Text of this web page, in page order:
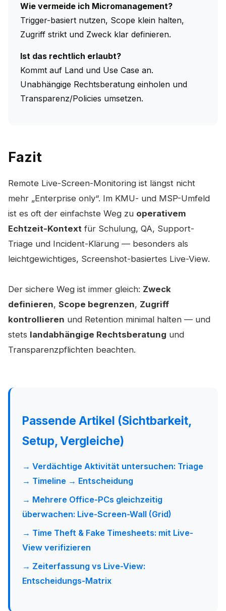
Wie vermeide ich Micromanagement?
Trigger-basiert nutzen, Scope klein halten,
Zugriff strikt und Zweck klar definieren.
Ist das rechtlich erlaubt?
Kommt auf Land und Use Case an.
Unabhängige Rechtsberatung einholen und
Transparenz/Policies umsetzen.
Fazit
Remote Live-Screen-Monitoring ist längst nicht
mehr „Enterprise only“. Im KMU- und MSP-Umfeld
ist es oft der einfachste Weg zu operativem
Echtzeit-Kontext für Schulung, QA, Support-
Triage und Incident-Klärung — besonders als
leichtgewichtiges, Screenshot-basiertes Live-View.
Der sichere Weg ist immer gleich: Zweck
definieren, Scope begrenzen, Zugriff
kontrollieren und Retention minimal halten — und
stets landabhängige Rechtsberatung und
Transparenzpflichten beachten.
Passende Artikel (Sichtbarkeit,
Setup, Vergleiche)
→ Verdächtige Aktivität untersuchen: Triage
→ Timeline → Entscheidung
→ Mehrere Office-PCs gleichzeitig
überwachen: Live-Screen-Wall (Grid)
→ Time Theft & Fake Timesheets: mit Live-
View verifizieren
→ Zeiterfassung vs Live-View:
Entscheidungs-Matrix